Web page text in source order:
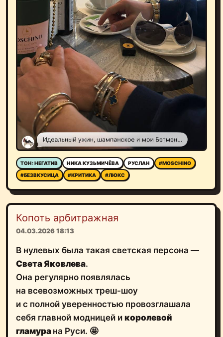
ТОН: НЕГАТИВ НИКА КУЗЬМИЧЁВА РУСЛАН
#MOSCHINO
#БЕЗВКУСИЦА
#КРИТИКА #ЛЮКС
Копоть арбитражная
04.03.2026 18:13
В нулевых была такая светская персона —
Света Яковлева.
Она регулярно появлялась
на всевозможных треш-шоу
и с полной уверенностью провозглашала
себя главной модницей и королевой
гламура на Руси. 🤩